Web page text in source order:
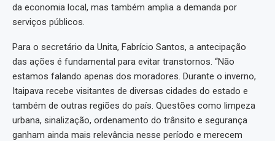
da economia local, mas também amplia a demanda por
serviços públicos.
Para o secretário da Unita, Fabrício Santos, a antecipação
das ações é fundamental para evitar transtornos. “Não
estamos falando apenas dos moradores. Durante o inverno,
Itaipava recebe visitantes de diversas cidades do estado e
também de outras regiões do país. Questões como limpeza
urbana, sinalização, ordenamento do trânsito e segurança
ganham ainda mais relevância nesse período e merecem